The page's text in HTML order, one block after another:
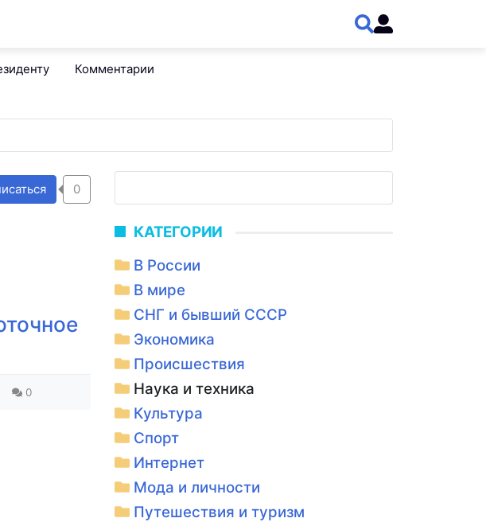
Комментарии
0
0
КАТЕГОРИИ
В России
В мире
СНГ и бывший СССР
Экономика
Происшествия
Наука и техника
Культура
Спорт
Интернет
Мода и личности
Путешествия и туризм